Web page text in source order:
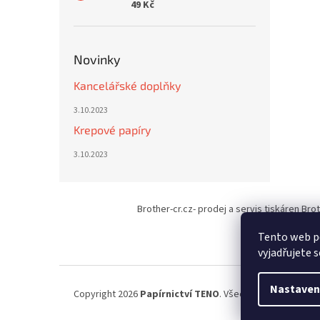
Tento web
vyjadřujete
49 Kč
Novinky
Kancelářské doplňky
3.10.2023
Krepové papíry
3.10.2023
Brother-cr.cz- prodej a servis tiskáren
Copyright 2026 Papírnictví TENO. Všechna práva